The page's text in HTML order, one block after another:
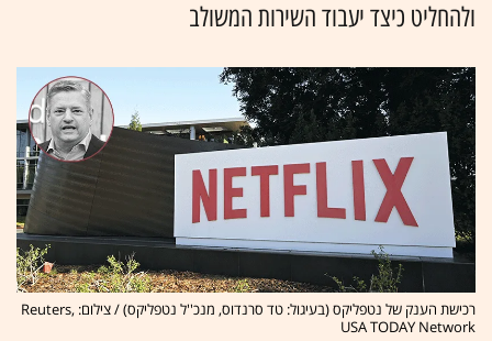
ולהחליט כיצד יעבוד השירות המשולב
רכישת הענק של נטפליקס (בעיגול: טד סרנדוס, מנכ''ל נטפליקס) / צילום: Reuters,
USA TODAY Network